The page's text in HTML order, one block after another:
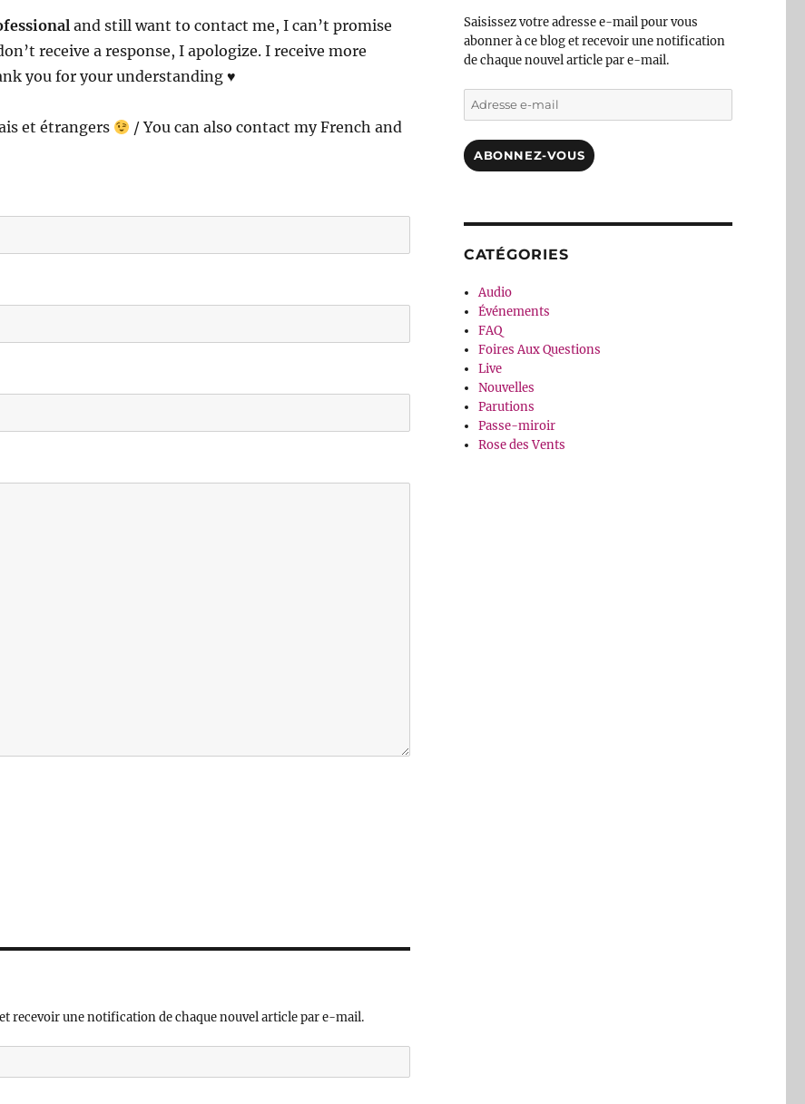
and still want to contact me, I can’t promise
receive a response, I apologize. I receive more
you for your understanding ♥
et étrangers
/ You can also contact my French and
recevoir une notification de chaque nouvel article par e-mail.
Saisissez votre adresse e-mail pour vous
abonner à ce blog et recevoir une notification
de chaque nouvel article par e-mail.
Adresse
e-
ABONNEZ-VOUS
CATÉGORIES
Audio
Événements
FAQ
Foires Aux Questions
Live
Nouvelles
Parutions
Passe-miroir
Rose des Vents